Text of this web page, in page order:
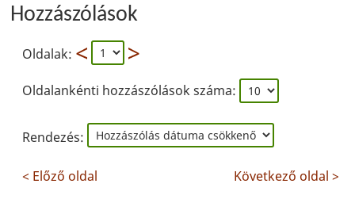
Hozzászólások
Oldalak:
Oldalankénti hozzászólások száma:
Rendezés:
< Előző oldal Következő oldal >